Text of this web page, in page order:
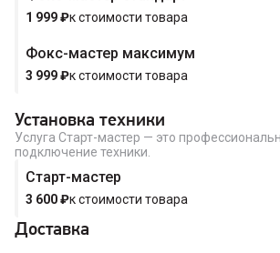
1 999₽к стоимости товара
Фокс-мастер максимум
3 999₽к стоимости товара
Установка техники
Услуга Старт-мастер — это
подключение техники.
Старт-мастер
3 600₽к стоимости товара
Доставка